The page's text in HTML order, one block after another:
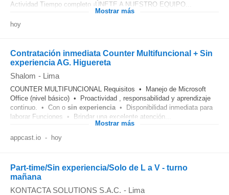
Actividad Tiempo completo ¡ÚNETE A NUESTRO EQUIPO...
Mostrar más
hoy
Contratación inmediata Counter Multifuncional + Sin
experiencia AG. Higuereta
Shalom - Lima
COUNTER MULTIFUNCIONAL Requisitos • Manejo de Microsoft
Office (nivel básico) • Proactividad , responsabilidad y aprendizaje
continuo. • Con o sin experiencia• Disponibilidad inmediata para
laborar Funciones • Brindar una excelente atención...
Mostrar más
appcast.io - hoy
Part-time/Sin experiencia/Solo de L a V - turno
mañana
KONTACTA SOLUTIONS S.A.C. - Lima